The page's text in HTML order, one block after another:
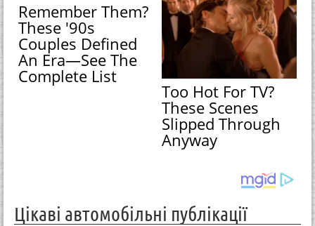
Remember Them?
These '90s
Couples Defined
An Era—See The
Complete List
Too Hot For TV?
These Scenes
Slipped Through
Anyway
Цікаві автомобільні публікації